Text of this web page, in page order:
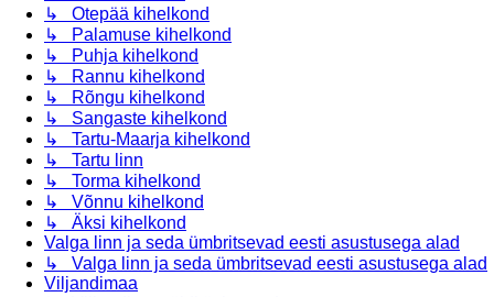
↳ Otepää kihelkond
↳ Palamuse kihelkond
↳ Puhja kihelkond
↳ Rannu kihelkond
↳ Rõngu kihelkond
↳ Sangaste kihelkond
↳ Tartu-Maarja kihelkond
↳ Tartu linn
↳ Torma kihelkond
↳ Võnnu kihelkond
↳ Äksi kihelkond
Valga linn ja seda ümbritsevad eesti asustusega alad
↳ Valga linn ja seda ümbritsevad eesti asustusega alad
Viljandimaa